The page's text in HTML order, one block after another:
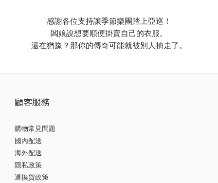
感謝各位支持讓季節樂團踏上亞巡！
闆娘說想要順便掛賣自己的衣服。
還在猶豫？那你的傳奇可能就被別人抽走了。
顧客服務
購物常見問題
國內配送
海外配送
隱私政策
退換貨政策